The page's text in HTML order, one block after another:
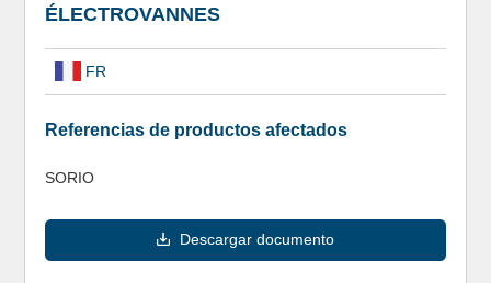
ÉLECTROVANNES
FR
Referencias de productos afectados
SORIO
Descargar documento